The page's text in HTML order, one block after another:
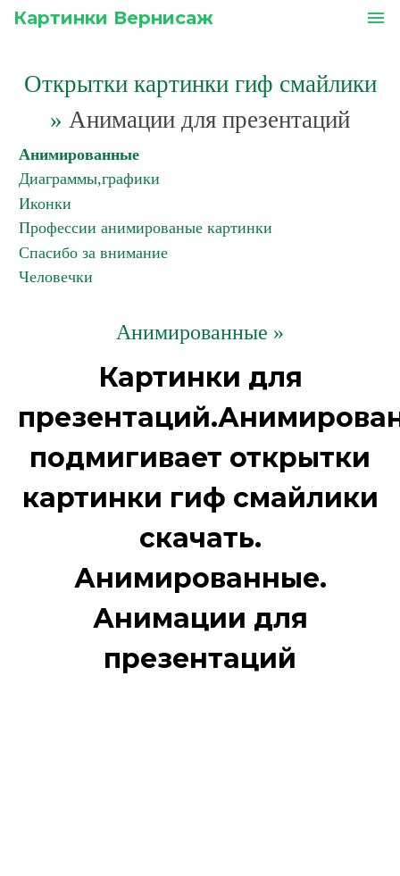
Картинки Вернисаж menu
Открытки картинки гиф смайлики
» Анимации для презентаций
Анимированные
Диаграммы,графики
Иконки
Профессии анимированые картинки
Спасибо за внимание
Человечки
Анимированные »
Картинки для
подмигивает открытки
картинки гиф смайлики
скачать.
Анимированные.
Анимации для
презентаций